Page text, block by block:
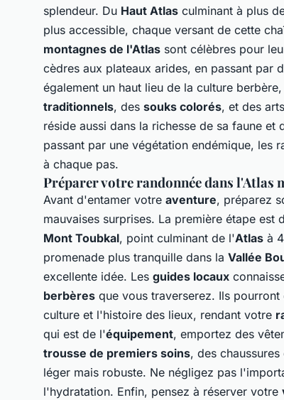
splendeur. Du Haut Atlas culminant à plus
plus accessible, chaque versant de cette
montagnes de l'Atlas sont célèbres pour
cèdres aux plateaux arides, en passant par
également un haut lieu de la culture berbère
traditionnels, des souks colorés, et des
réside aussi dans la richesse de sa faune et
passant par une végétation endémique, les
à chaque pas.
Préparer votre randonnée dans l'Atlas
Avant d'entamer votre aventure, préparez
mauvaises surprises. La première étape
Mont Toubkal, point culminant de l'Atlas à
promenade plus tranquille dans la Vallée
excellente idée. Les guides locaux
berbères que vous traverserez. Ils
culture et l'histoire des lieux, rendant votre
qui est de l'équipement, emportez des
trousse de premiers soins, des chaussures
léger mais robuste. Ne négligez pas
l'hydratation. Enfin, pensez à réserver votre